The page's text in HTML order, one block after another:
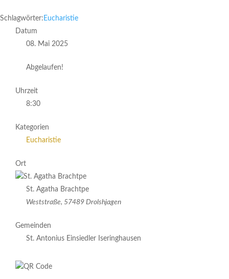
Schlagwörter: Eucharistie
Datum
08. Mai 2025
Abgelaufen!
Uhrzeit
8:30
Kategorien
Eucharistie
Ort
St. Agatha Brachtpe
Weststraße, 57489 Drolshjagen
Gemeinden
St. Antonius Einsiedler Iseringhausen